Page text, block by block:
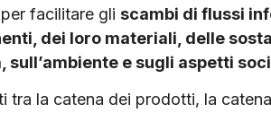
facilitare gli scambi di flussi
dei loro materiali, delle
e sugli aspetti
tra la catena dei prodotti, la